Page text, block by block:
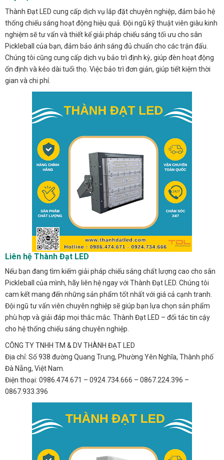
Thành Đạt LED cung cấp dịch vụ lắp đặt chuyên nghiệp, đảm bảo hệ
thống chiếu sáng hoạt động hiệu quả. Đội ngũ kỹ thuật viên giàu kinh
nghiệm sẽ tư vấn và thiết kế giải pháp chiếu sáng tối ưu cho sân
Pickleball của bạn, đảm bảo ánh sáng đủ chuẩn cho các trận đấu.
Chúng tôi cũng cung cấp dịch vụ bảo trì định kỳ, giúp đèn hoạt động
ổn định và kéo dài tuổi thọ. Việc bảo trì đơn giản, giúp tiết kiệm thời
gian và chi phí.
Liên hệ Thành Đạt LED
Nếu bạn đang tìm kiếm giải pháp chiếu sáng chất lượng cao cho sân
Pickleball của mình, hãy liên hệ ngay với Thành Đạt LED. Chúng tôi
cam kết mang đến những sản phẩm tốt nhất với giá cả cạnh tranh.
Đội ngũ tư vấn viên chuyên nghiệp sẽ giúp bạn lựa chọn sản phẩm
phù hợp và giải đáp mọi thắc mắc. Thành Đạt LED – đối tác tin cậy
cho hệ thống chiếu sáng chuyên nghiệp.
CÔNG TY TNHH TM & DV THÀNH ĐẠT LED
Địa chỉ: Số 938 đường Quang Trung, Phường Yên Nghĩa, Thành phố
Đà Nẵng, Việt Nam.
Điện thoại: 0986.474.671 – 0924.734.666 – 0867.224.396 –
0867.933.396